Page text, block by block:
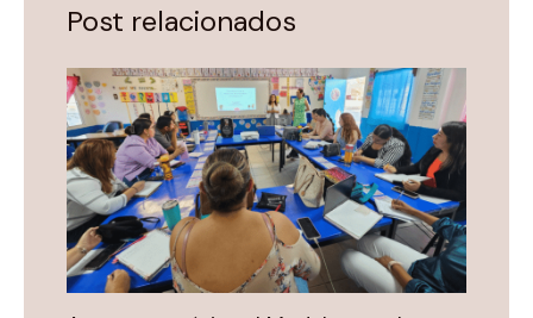
Post relacionados